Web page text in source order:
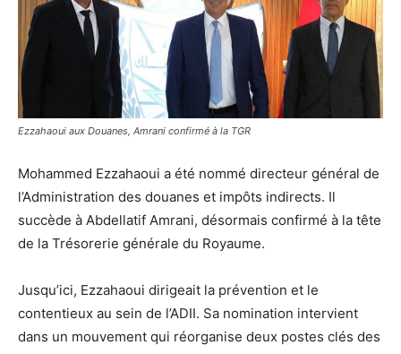
Ezzahaoui aux Douanes, Amrani confirmé à la TGR
Mohammed Ezzahaoui a été nommé directeur général de
l’Administration des douanes et impôts indirects. Il
succède à Abdellatif Amrani, désormais confirmé à la tête
de la Trésorerie générale du Royaume.
Jusqu’ici, Ezzahaoui dirigeait la prévention et le
contentieux au sein de l’ADII. Sa nomination intervient
dans un mouvement qui réorganise deux postes clés des